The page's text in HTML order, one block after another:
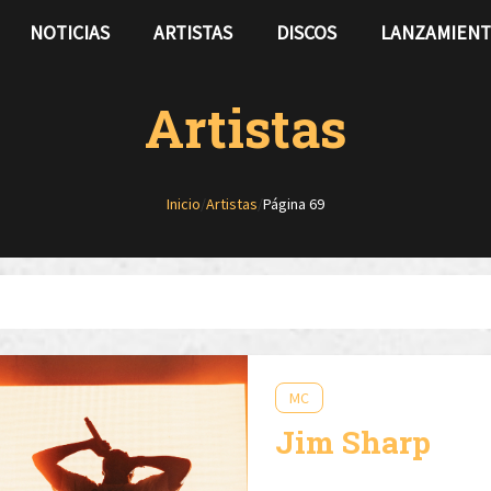
NOTICIAS ARTISTAS DISCOS
Artistas
Inicio/Artistas/Página 69
MC
Jim Sharp